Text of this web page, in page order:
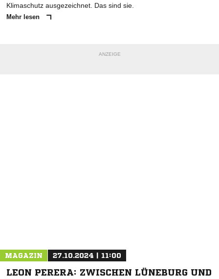
Klimaschutz ausgezeichnet. Das sind sie.
Mehr lesen
ANZEIGE
MAGAZIN 27.10.2024 | 11:00
LEON PERERA: ZWISCHEN LÜNEBURG UND